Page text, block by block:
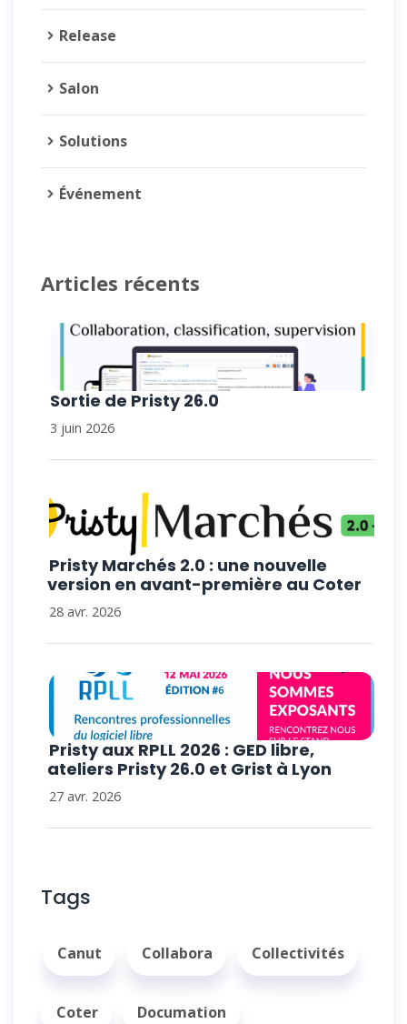
Release
Salon
Solutions
Événement
Articles récents
Sortie de Pristy 26.0
3 juin 2026
Pristy Marchés 2.0 : une nouvelle
version en avant-première au Coter
28 avr. 2026
Pristy aux RPLL 2026 : GED libre,
ateliers Pristy 26.0 et Grist à Lyon
27 avr. 2026
Tags
Canut Collabora Collectivités
Coter Documation